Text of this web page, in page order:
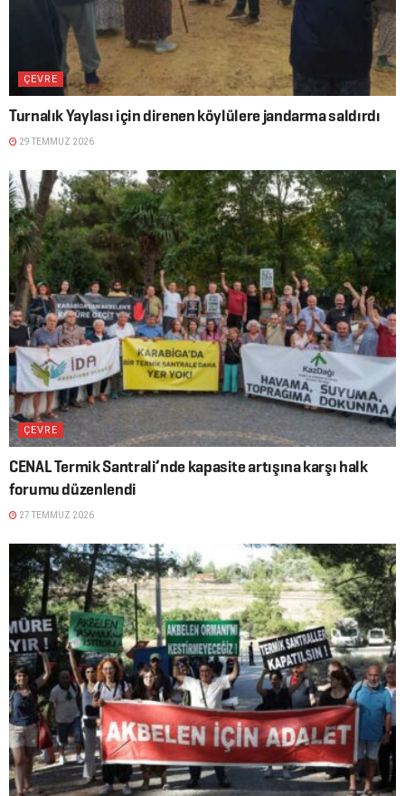
ÇEVRE
Turnalık Yaylası için direnen köylülere jandarma saldırdı
29 TEMMUZ 2026
ÇEVRE
CENAL Termik Santrali’nde kapasite artışına karşı halk
forumu düzenlendi
27 TEMMUZ 2026